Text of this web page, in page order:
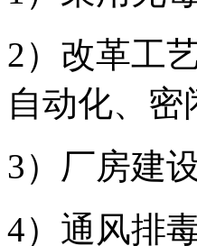
2）改革工
自动化、密
3）厂房建
4）通风排毒